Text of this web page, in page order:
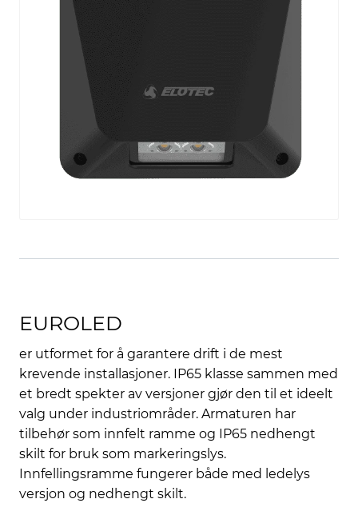
EUROLED
er utformet for å garantere drift i de mest
krevende installasjoner. IP65 klasse sammen med
et bredt spekter av versjoner gjør den til et ideelt
valg under industriområder. Armaturen har
tilbehør som innfelt ramme og IP65 nedhengt
skilt for bruk som markeringslys.
Innfellingsramme fungerer både med ledelys
versjon og nedhengt skilt.